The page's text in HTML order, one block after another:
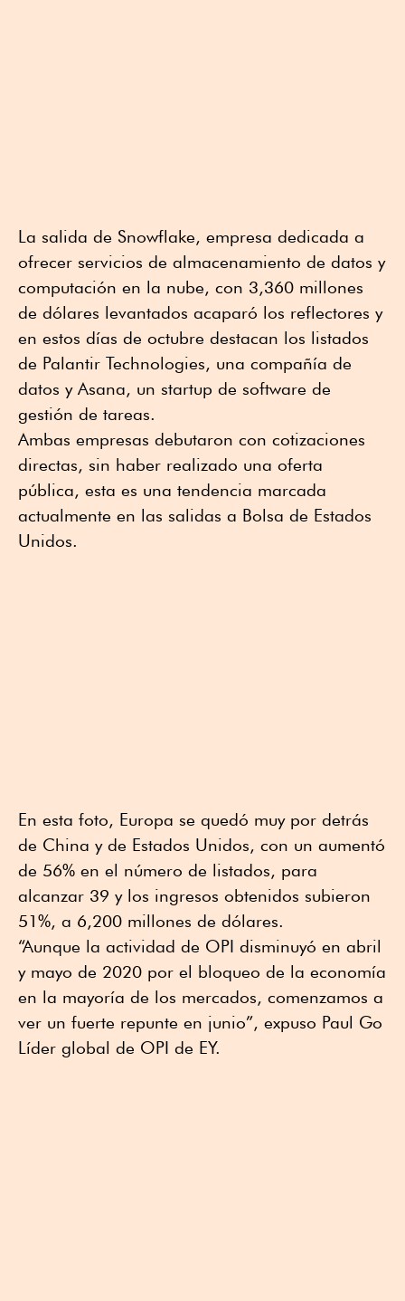
La salida de Snowflake, empresa dedicada a
ofrecer servicios de almacenamiento de datos y
computación en la nube, con 3,360 millones
de dólares levantados acaparó los reflectores y
en estos días de octubre destacan los listados
de Palantir Technologies, una compañía de
datos y Asana, un startup de software de
gestión de tareas.
Ambas empresas debutaron con cotizaciones
directas, sin haber realizado una oferta
pública, esta es una tendencia marcada
actualmente en las salidas a Bolsa de Estados
Unidos.
En esta foto, Europa se quedó muy por detrás
de China y de Estados Unidos, con un aumentó
de 56% en el número de listados, para
alcanzar 39 y los ingresos obtenidos subieron
51%, a 6,200 millones de dólares.
“Aunque la actividad de OPI disminuyó en abril
y mayo de 2020 por el bloqueo de la economía
en la mayoría de los mercados, comenzamos a
ver un fuerte repunte en junio”, expuso Paul Go
Líder global de OPI de EY.